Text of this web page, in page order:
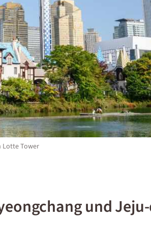
Lotte Tower
und